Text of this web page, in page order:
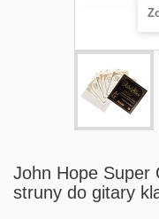
John Hope Super
struny do gitary